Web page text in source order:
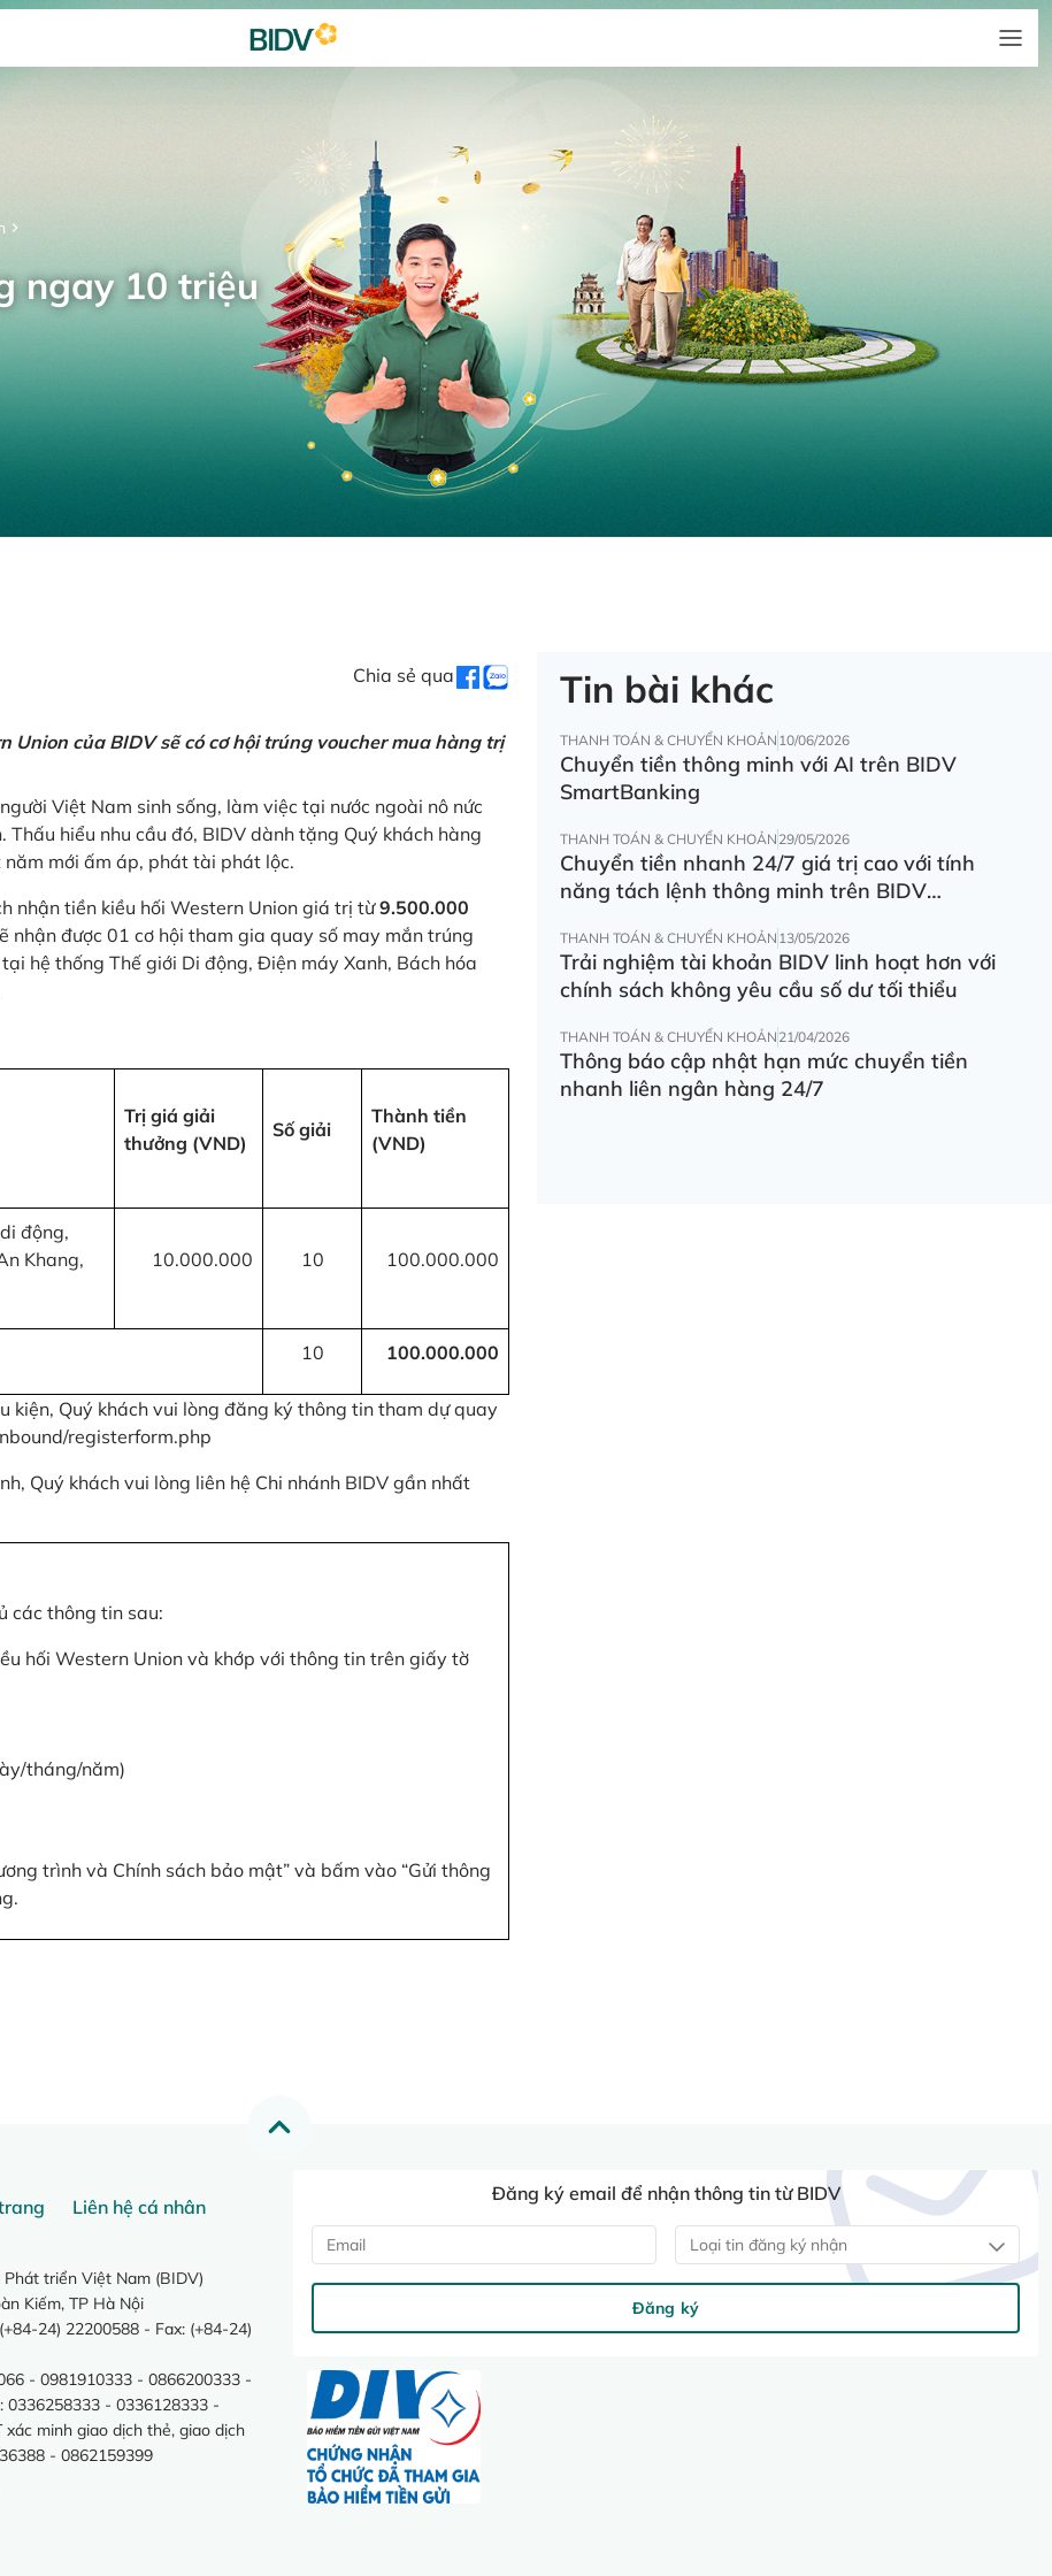
ngay 10 triệu
Chia sẻ qua
của BIDV sẽ có cơ hội trúng voucher mua hàng trị
Việt Nam sinh sống, làm việc tại nước ngoài nô nức
hiểu nhu cầu đó, BIDV dành tặng Quý khách hàng
mới ấm áp, phát tài phát lộc.
nhận tiền kiều hối Western Union giá trị từ9.500.000
nhận được 01 cơ hội tham gia quay số may mắn trúng
hệ thống Thế giới Di động, Điện máy Xanh, Bách hóa
Trị giá giải
thưởng (VND)
Số giải
Thành tiền
(VND)
động,
Khang,
10.000.000 10 100.000.000
10 100.000.000
kiện, Quý khách vui lòng đăng ký thông tin tham dự quay
registerform.php
Quý khách vui lòng liên hệ Chi nhánh BIDV gần nhất
các thông tin sau:
hối Western Union và khớp với thông tin trên giấy tờ
tháng/năm)
trình và Chính sách bảo mật” và bấm vào “Gửi thông
Tin bài khác
THANH TOÁN & CHUYỂN KHOẢN 10/06/2026
Chuyển tiền thông minh với AI trên BIDV
SmartBanking
THANH TOÁN & CHUYỂN KHOẢN 29/05/2026
Chuyển tiền nhanh 24/7 giá trị cao với tính
năng tách lệnh thông minh trên BIDV
THANH TOÁN & CHUYỂN KHOẢN 13/05/2026
Trải nghiệm tài khoản BIDV linh hoạt hơn với
chính sách không yêu cầu số dư tối thiểu
THANH TOÁN & CHUYỂN KHOẢN 21/04/2026
Thông báo cập nhật hạn mức chuyển tiền
nhanh liên ngân hàng 24/7
Liên hệ cá nhân
triển Việt Nam (BIDV)
Kiếm, TP Hà Nội
24) 22200588 - Fax: (+84-24)
- 0981910333 - 0866200333 -
0336258333 - 0336128333 -
minh giao dịch thẻ, giao dịch
- 0862159399
Đăng ký email để nhận thông tin từ BIDV
Loại tin đăng ký nhận
Đăng ký